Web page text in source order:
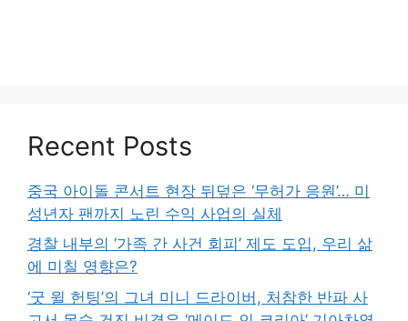
Recent Posts
중국 아이돌 콘서트 현장 뒤덮은 ‘무허가 응원’… 미
성년자 팬까지 노린 수익 사업의 실체
경찰 내부의 ‘가족 간 사건 회피’ 제도 도입, 우리 삶
에 미칠 영향은?
‘굿 윌 헌팅’의 그녀 미니 드라이버, 처참한 반파 사